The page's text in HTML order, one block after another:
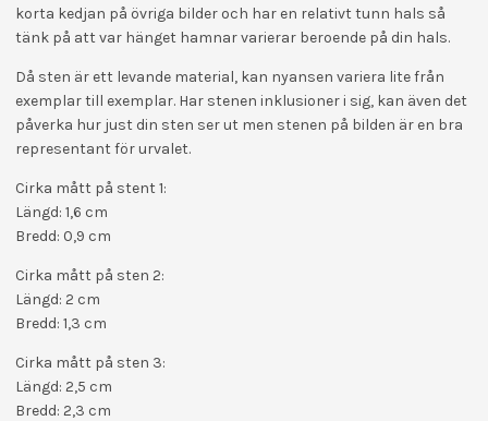
korta kedjan på övriga bilder och har en relativt tunn hals så
tänk på att var hänget hamnar varierar beroende på din hals.
Då sten är ett levande material, kan nyansen variera lite från
exemplar till exemplar. Har stenen inklusioner i sig, kan även det
påverka hur just din sten ser ut men stenen på bilden är en bra
representant för urvalet.
Cirka mått på stent 1:
Längd: 1,6 cm
Bredd: 0,9 cm
Cirka mått på sten 2:
Längd: 2 cm
Bredd: 1,3 cm
Cirka mått på sten 3:
Längd: 2,5 cm
Bredd: 2,3 cm